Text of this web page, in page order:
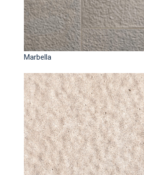
Marbella